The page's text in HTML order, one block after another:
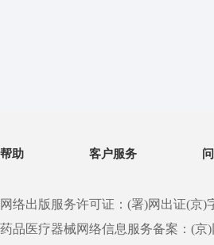
帮助 客户服务
网络出版服务许可证：(署)网出证(京)
药品医疗器械网络信息服务备案：(京